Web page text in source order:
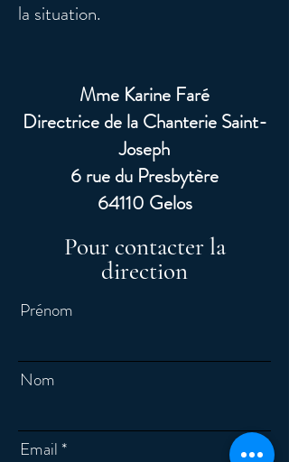
la situation.
Mme Karine Faré
Directrice de la Chanterie Saint-
Joseph
6 rue du Presbytère
64110 Gelos
Pour contacter la
direction
Prénom
Nom
Email